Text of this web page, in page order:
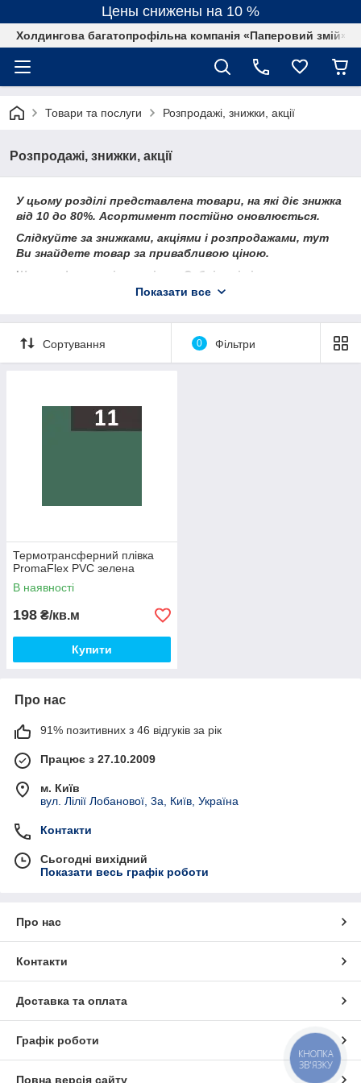
Цены снижены на 10 %
Холдингова багатопрофільна компанія «Паперовий змій»
Товари та послуги Розпродажі, знижки, акції
Розпродажі, знижки, акції
У цьому розділі представлена товари, на які діє знижка
від 10 до 80%. Асортимент постійно оновлюється.
Слідкуйте за знижками, акціями і розпродажами, тут
Ви знайдете товар за привабливою ціною.
Широкоформатні матеріали, Сублімація і
Показати все
Сортування 0 Фільтри
Термотрансферний плівка
PromaFlex PVС зелена
В наявності
198 ₴/кв.м
Купити
Про нас
91% позитивних з 46 відгуків за рік
Працює з 27.10.2009
м. Київ
вул. Лілії Лобанової, 3а, Київ, Україна
Контакти
Сьогодні вихідний
Показати весь графік роботи
Про нас
Контакти
Доставка та оплата
Графік роботи
Повна версія сайту
КНОПКА
ЗВ'ЯЗКУ